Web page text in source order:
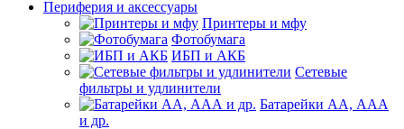
Периферия и аксессуары
Принтеры и мфу
Фотобумага
ИБП и АКБ
Сетевые
фильтры и удлинители
Батарейки АА, ААА
и др.